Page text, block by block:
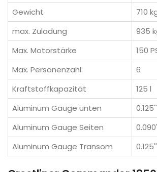
Gewicht
710
max. Zuladung
935
Max. Motorstärke
150
Max. Personenzahl:
6
Kraftstoffkapazität
125 l
Aluminum Gauge unten
Aluminum Gauge Seiten
Aluminum Gauge Transom